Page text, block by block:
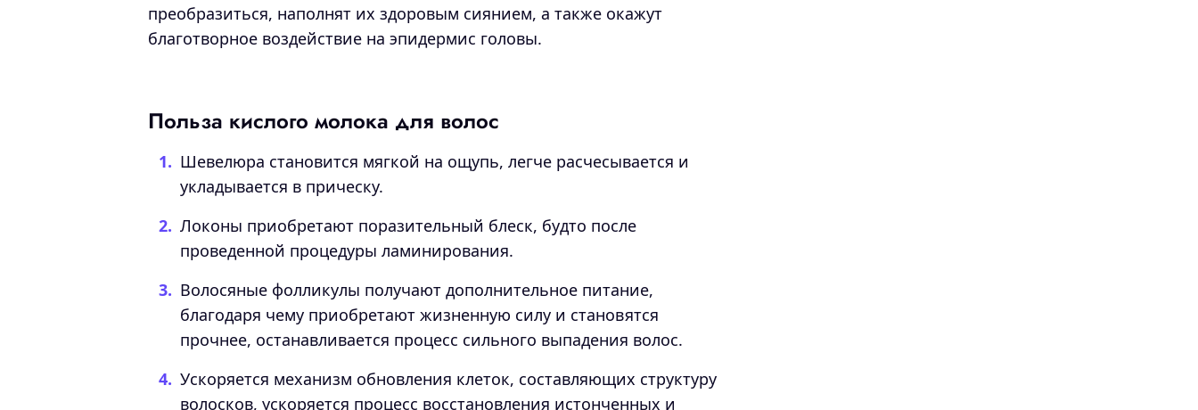
преобразиться, наполнят их здоровым сиянием, а также окажут
благотворное воздействие на эпидермис головы.
Польза кислого молока для волос
Шевелюра становится мягкой на ощупь, легче расчесывается и
укладывается в прическу.
Локоны приобретают поразительный блеск, будто после
проведенной процедуры ламинирования.
Волосяные фолликулы получают дополнительное питание,
благодаря чему приобретают жизненную силу и становятся
прочнее, останавливается процесс сильного выпадения волос.
Ускоряется механизм обновления клеток, составляющих структуру
волосков, ускоряется процесс восстановления истонченных и